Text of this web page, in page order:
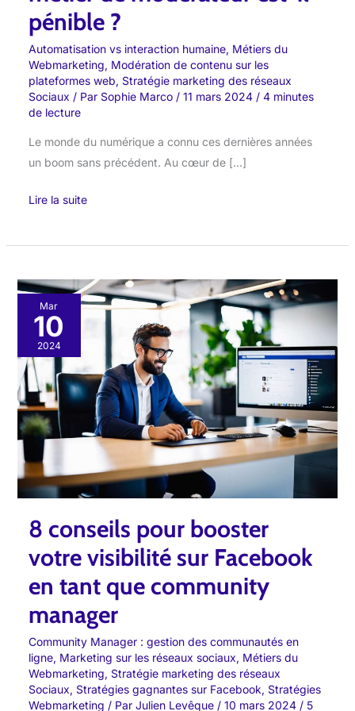
pénible ?
Automatisation vs interaction humaine, Métiers du
Webmarketing, Modération de contenu sur les
plateformes web, Stratégie marketing des réseaux
Sociaux / Par Sophie Marco / 11 mars 2024 / 4 minutes
de lecture
Le monde du numérique a connu ces dernières années
un boom sans précédent. Au cœur de […]
Lire la suite
Mar
10
2024
8 conseils pour booster
votre visibilité sur Facebook
en tant que community
manager
Community Manager : gestion des communautés en
ligne, Marketing sur les réseaux sociaux, Métiers du
Webmarketing, Stratégie marketing des réseaux
Sociaux, Stratégies gagnantes sur Facebook, Stratégies
Webmarketing / Par Julien Levêque / 10 mars 2024 / 5
conseils
pour
booster
votre
visibilité
sur
Facebook
en
tant
community
manager